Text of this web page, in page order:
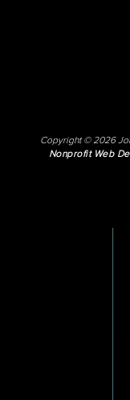
Copyright © 2026
Nonprofit Web